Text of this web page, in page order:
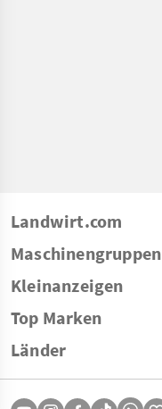
Landwirt.com
Maschinengruppen
Kleinanzeigen
Top Marken
Länder